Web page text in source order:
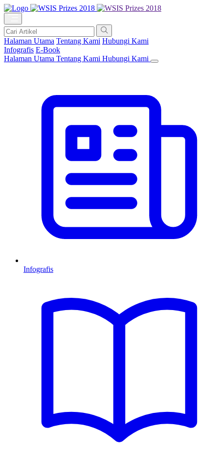
Halaman Utama Tentang Kami Hubungi Kami
Infografis E-Book
Halaman Utama Tentang Kami Hubungi Kami
Infografis